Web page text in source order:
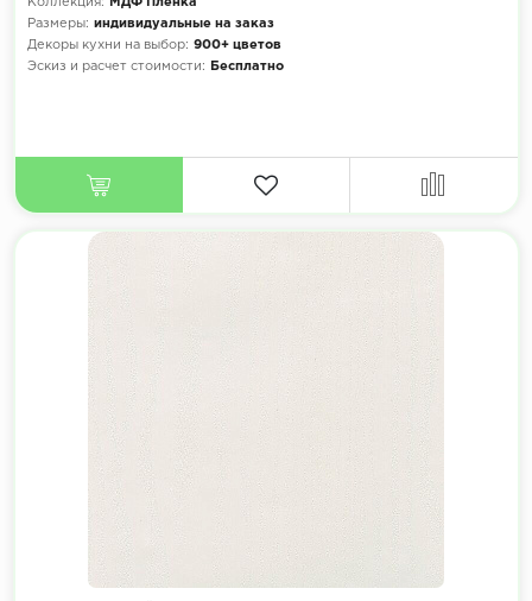
Коллекция:
МДФ Плёнка
Размеры: индивидуальные на заказ
Декоры кухни на выбор: 900+ цветов
Эскиз и расчет стоимости:
Бесплатно